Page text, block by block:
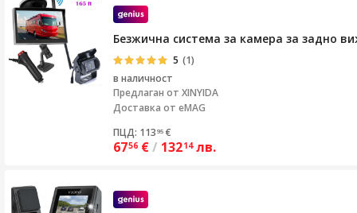
Безжична система за камера за задно
5 (1)
в наличност
Предлаган от XINYIDA
Доставка от eMAG
ПЦД: 113 95 €
6756 €/ 13214 лв.